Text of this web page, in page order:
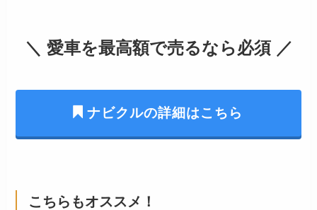
＼ 愛車を最高額で売るなら必須 ／
ナビクルの詳細はこちら
こちらもオススメ！